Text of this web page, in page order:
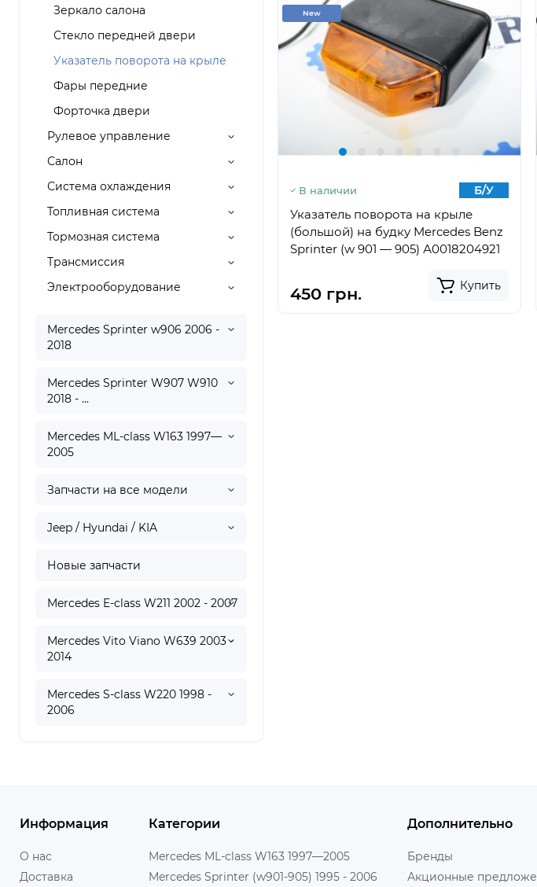
Зеркало салона
Стекло передней двери
Указатель поворота на крыле
Фары передние
Форточка двери
Рулевое управление
Салон
Система охлаждения
Топливная система
Тормозная система
Трансмиссия
Электрооборудование
Mercedes Sprinter w906 2006 -
2018
Mercedes Sprinter W907 W910
2018 - ...
Mercedes ML-class W163 1997—
2005
Запчасти на все модели
Jeep / Hyundai / KIA
Новые запчасти
Mercedes E-class W211 2002 - 2007
Mercedes Vito Viano W639 2003 -
2014
Mercedes S-class W220 1998 -
2006
New
В наличии Б/У
Указатель поворота на крыле
(большой) на будку Mercedes Benz
Sprinter (w 901 — 905) А0018204921
450 грн. Купить
Информация
О нас
Доставка
Категории
Mercedes ML-class W163 1997—2005
Mercedes Sprinter (w901-905) 1995 - 2006
Дополнительно
Бренды
Акционные